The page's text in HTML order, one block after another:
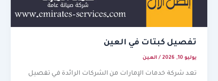
تفصيل كبتات في العين
يوليو 10, 2026 /العين
تعد شركة خدمات الإمارات من الشركات الرائدة في تفصيل